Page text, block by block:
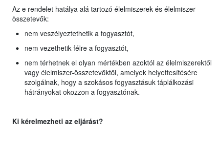
Az e rendelet hatálya alá tartozó élelmiszerek és élelmiszer-
összetevők:
nem veszélyeztethetik a fogyasztót,
nem vezethetik félre a fogyasztót,
nem térhetnek el olyan mértékben azoktól az élelmiszerektől
vagy élelmiszer-összetevőktől, amelyek helyettesítésére
szolgálnak, hogy a szokásos fogyasztásuk táplálkozási
hátrányokat okozzon a fogyasztónak.
Ki kérelmezheti az eljárást?